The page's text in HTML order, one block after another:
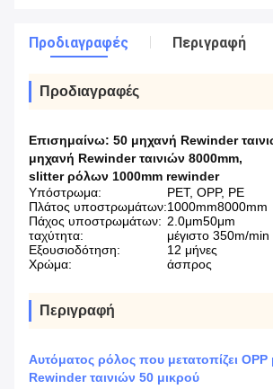
Προδιαγραφές Περιγραφή
Προδιαγραφές
Επισημαίνω: 50 μηχανή Rewinder
μηχανή Rewinder ταινιών 8000mm,
slitter ρόλων 1000mm rewinder
Υπόστρωμα:
PET, OPP, PE
Πλάτος υποστρωμάτων:1000mm8000mm
Πάχος υποστρωμάτων: 2.0μm50μm
ταχύτητα:
μέγιστο 350m/min
Εξουσιοδότηση:
12 μήνες
Χρώμα:
άσπρος
Περιγραφή
Αυτόματος ρόλος που μετατοπίζει OPP
Rewinder ταινιών 50 μικρού